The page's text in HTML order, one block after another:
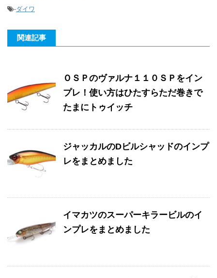
-ダイワ
関連記事
ＯＳＰのヴァルナ１１０ＳＰをイン
プレ！使い方はひたすらただ巻きで
たまにトゥイッチ
ジャッカルのDビルシャッドのインプ
レをまとめました
イマカツのスーパーキラービルのイ
ンプレをまとめました